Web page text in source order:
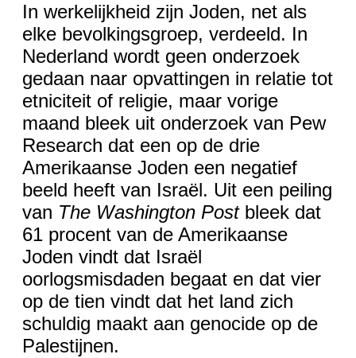
In werkelijkheid zijn Joden, net als
elke bevolkingsgroep, verdeeld. In
Nederland wordt geen onderzoek
gedaan naar opvattingen in relatie tot
etniciteit of religie, maar vorige
maand bleek uit onderzoek van Pew
Research dat een op de drie
Amerikaanse Joden een negatief
beeld heeft van Israël. Uit een peiling
van The Washington Postbleek dat
61 procent van de Amerikaanse
Joden vindt dat Israël
oorlogsmisdaden begaat en dat vier
op de tien vindt dat het land zich
schuldig maakt aan genocide op de
Palestijnen.